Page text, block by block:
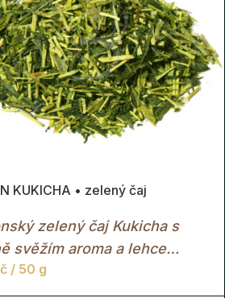
KUKICHA • zelený čaj
zelený čaj Kukicha s
svěžím aroma a lehce
charakterem.
/ 50 g